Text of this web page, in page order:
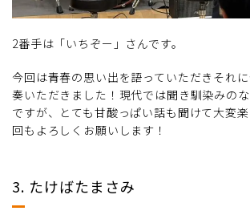
2番手は「いちぞー」さんです。
今回は青春の思い出を語っていただきそれ
奏いただきました！現代では聞き馴染みの
ですが、とても甘酸っぱい話も聞けて大変
回もよろしくお願いします！
3. たけばたまさみ